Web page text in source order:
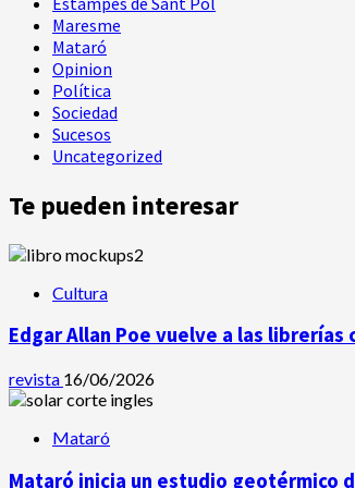
Maresme
Mataró
Opinion
Política
Sociedad
Sucesos
Uncategorized
Te pueden interesar
Cultura
Edgar Allan Poe vuelve a las
revista 16/06/2026
Mataró
Mataró inicia un estudio geotérmico